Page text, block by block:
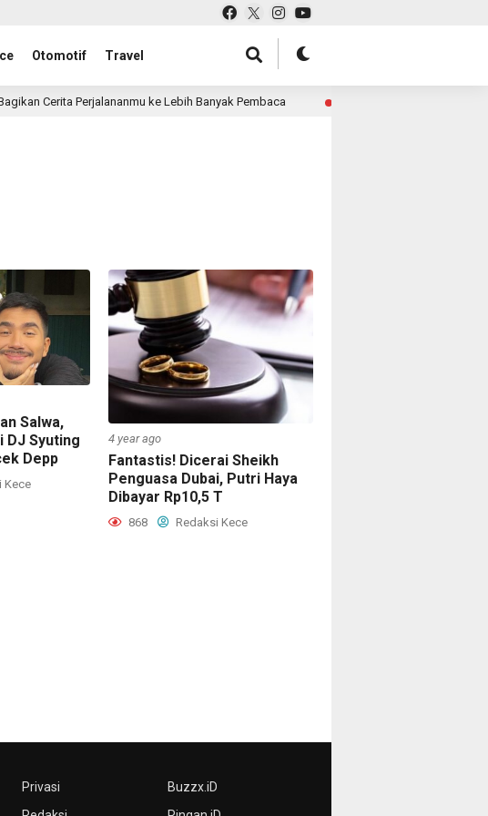
Otomotif Travel
Cerita Perjalananmu ke Lebih Banyak Pembaca 3 month ago
Salwa,
DJ Syuting
Depp
Kece
4 year ago
Fantastis! Dicerai Sheikh
Penguasa Dubai, Putri Haya
Dibayar Rp10,5 T
868 Redaksi Kece
Privasi
Buzzx.iD